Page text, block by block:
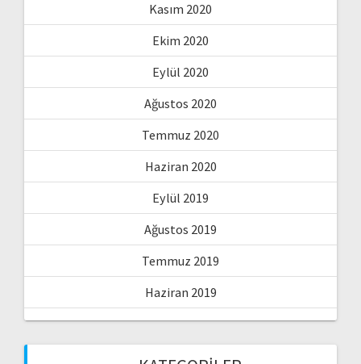
Kasım 2020
Ekim 2020
Eylül 2020
Ağustos 2020
Temmuz 2020
Haziran 2020
Eylül 2019
Ağustos 2019
Temmuz 2019
Haziran 2019